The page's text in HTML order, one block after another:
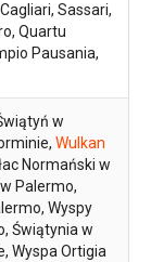
Cagliari, Sassari,
Quartu
Pausania,
w
Wulkan
Normański w
Palermo,
Wyspy
Świątynia w
Wyspa Ortigia